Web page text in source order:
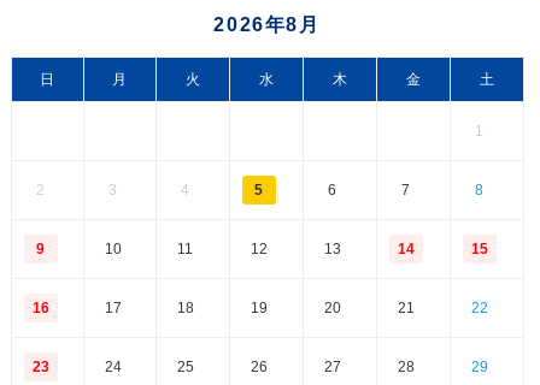
2026年8月
日 月 火 水 木 金 土
1
2 3 4 5 6 7 8
9 10 11 12 13 14 15
16 17 18 19 20 21 22
23 24 25 26 27 28 29